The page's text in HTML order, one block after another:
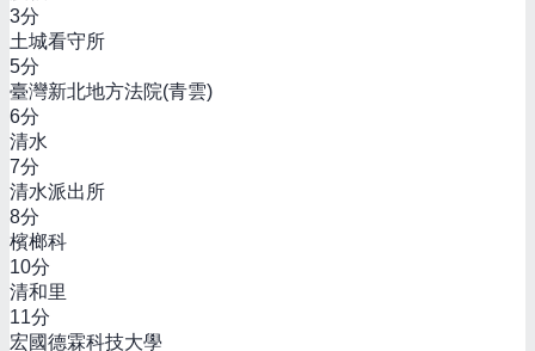
3分
土城看守所
5分
臺灣新北地方法院(青雲)
6分
清水
7分
清水派出所
8分
檳榔科
10分
清和里
11分
宏國德霖科技大學